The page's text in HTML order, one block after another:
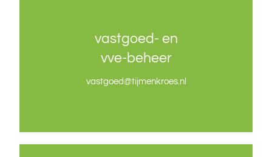
vastgoed- en
vve-beheer
vastgoed@tijmenkroes.nl
vastgoed- en
vve-beheer
vastgoed@tijmenkroes.nl